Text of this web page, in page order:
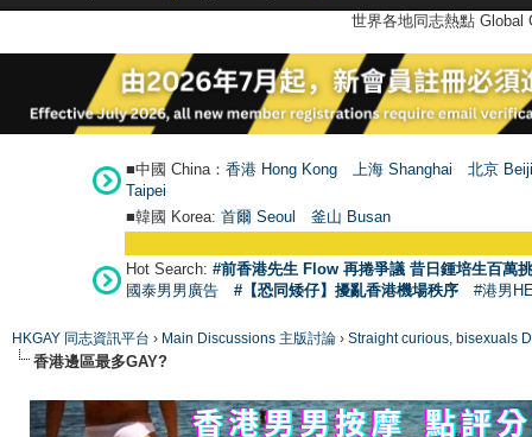
世界各地同志熱點
■中國 China： 香港 Hong Kong 上海 Shanghai
北京
Taipei
■韓國 Korea: 首爾 Seoul 釜山 Busan
Hot Search: #前香港先生 Flow 再捲爭議 昔日鍾培生百萬
國泰男男廣告
#【恐同矮仔】擾亂香港機場秩序 #港男
HKGAY 同志資訊平台 › Main Discussions 主版討論 › Straight curious, bisexuals
香港邊區最多GAY?